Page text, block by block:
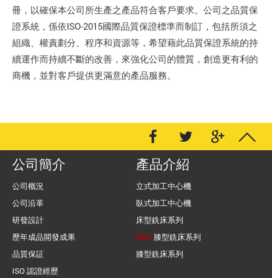
冊，以確保本公司所生產之產品符合客戶要求。公司之品質保
證系統，係依ISO-2015國際品質保證標準而制訂，包括所須之
組織、權責劃分、程序和資源等，希望藉此品質保證系統的持
續運作而持續不斷的改善，來強化公司的體質，創造更有利的
商機，並對客戶提供更滿意的產品服務。
公司簡介
公司概況
公司沿革
研發設計
歷年成品開發成果
品質保証
ISO 認證經歷
產品介紹
立式加工中心機
臥式加工中心機
床型銑床系列
New 膝型銑床系列
膝型銑床系列